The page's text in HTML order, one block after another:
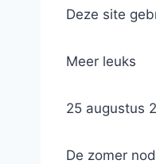
Deze site
Meer leuks
25 augustus
De zomer